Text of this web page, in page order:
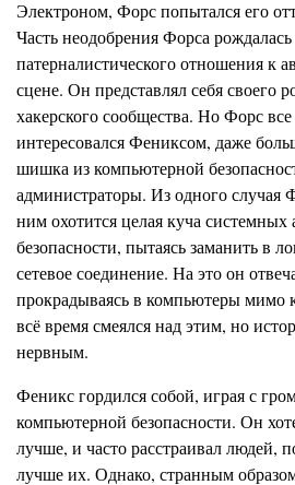
Электроном, Форс попытался его
Часть неодобрения Форса рождалась
патерналистического отношения к
сцене. Он представлял себя своего
хакерского сообщества. Но Форс
интересовался Фениксом, даже
шишка из компьютерной
администраторы. Из одного случая
ним охотится целая куча
безопасности, пытаясь заманить в
сетевое соединение. На это он
прокрадываясь в компьютеры мимо
всё время смеялся над этим, но
нервным.
Феникс гордился собой, играя с
компьютерной безопасности. Он
лучше, и часто расстраивал людей,
лучше их. Однако, странным